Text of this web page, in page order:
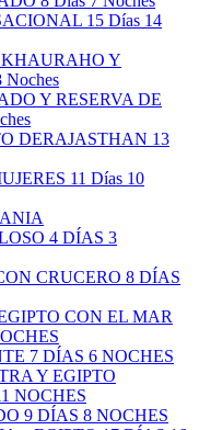
15 Días 14
Y
Y RESERVA DE
DERAJASTHAN 13
11 Días 10
4 DÍAS 3
CRUCERO 8 DÍAS
CON EL MAR
7 DÍAS 6 NOCHES
Y EGIPTO
NOCHES
9 DÍAS 8 NOCHES